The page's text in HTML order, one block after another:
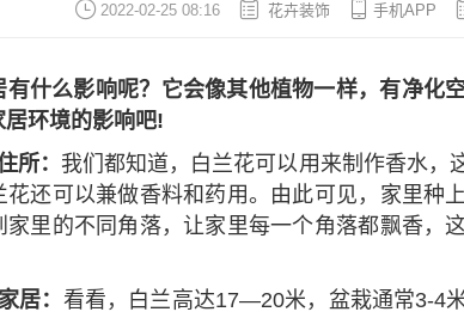
2022-02-25 08:16 花卉装饰 手机APP
有什么影响呢？它会像其他植物一样，有净化
环境的影响吧!
所： 我们都知道，白兰花可以用来制作香水，
花还可以兼做香料和药用。由此可见，家里种
家里的不同角落，让家里每一个角落都飘香，
居： 看看，白兰高达17—20米，盆栽通常3-4